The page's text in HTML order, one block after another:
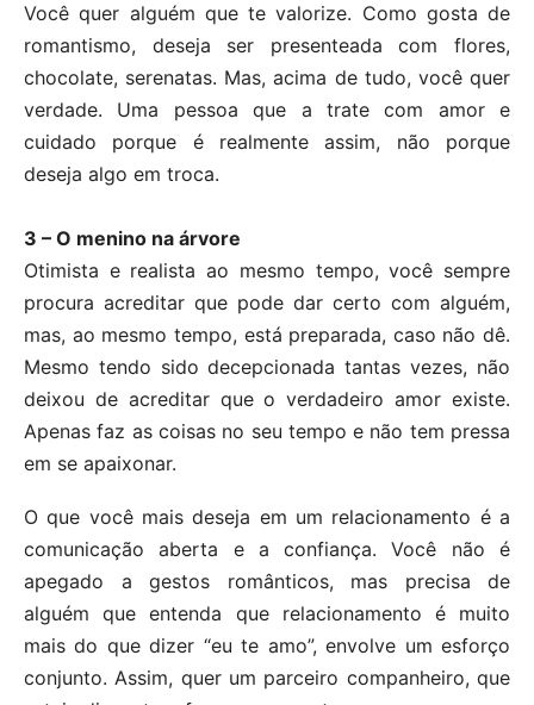
Você quer alguém que te valorize. Como gosta de
romantismo, deseja ser presenteada com flores,
chocolate, serenatas. Mas, acima de tudo, você quer
verdade. Uma pessoa que a trate com amor e
cuidado porque é realmente assim, não porque
deseja algo em troca.
3 – O menino na árvore
Otimista e realista ao mesmo tempo, você sempre
procura acreditar que pode dar certo com alguém,
mas, ao mesmo tempo, está preparada, caso não dê.
Mesmo tendo sido decepcionada tantas vezes, não
deixou de acreditar que o verdadeiro amor existe.
Apenas faz as coisas no seu tempo e não tem pressa
em se apaixonar.
O que você mais deseja em um relacionamento é a
comunicação aberta e a confiança. Você não é
apegado a gestos românticos, mas precisa de
alguém que entenda que relacionamento é muito
mais do que dizer “eu te amo”, envolve um esforço
conjunto. Assim, quer um parceiro companheiro, que